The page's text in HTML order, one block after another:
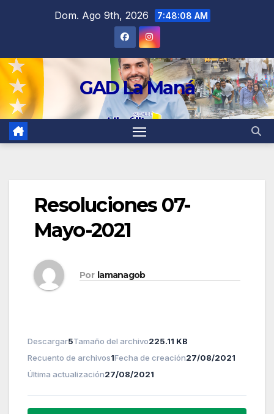
Dom. Ago 9th, 2026 7:48:08 AM
GAD La Maná
Resoluciones 07-
Mayo-2021
Por lamanagob
Descargar5Tamaño del archivo225.11 KB
Recuento de archivos1Fecha de creación27/08/2021
Última actualización27/08/2021